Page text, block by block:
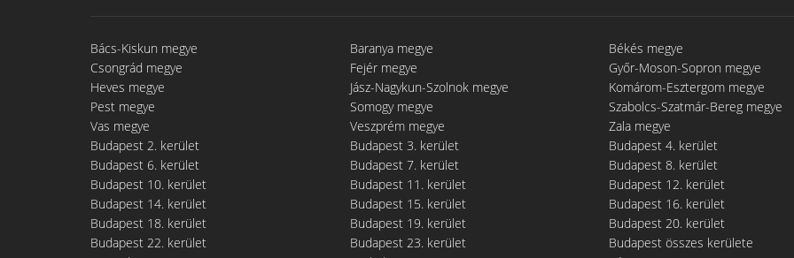
Bács-Kiskun megye Baranya megye
Békés megye
Csongrád megye
Fejér megye
Győr-Moson-Sopron megye
Heves megye
Jász-Nagykun-Szolnok megye
Komárom-Esztergom megye
Pest megye
Somogy megye
Szabolcs-Szatmár-Bereg megye
Vas megye
Veszprém megye
Zala megye
Budapest 2. kerület
Budapest 3. kerület
Budapest 4. kerület
Budapest 6. kerület
Budapest 7. kerület
Budapest 8. kerület
Budapest 10. kerület
Budapest 11. kerület
Budapest 12. kerület
Budapest 14. kerület
Budapest 15. kerület
Budapest 16. kerület
Budapest 18. kerület
Budapest 19. kerület
Budapest 20. kerület
Budapest 22. kerület
Budapest 23. kerület
Budapest összes kerülete